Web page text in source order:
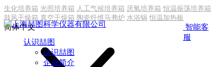
生化培养箱 光照培养箱 人工气候培养箱 厌氧培养箱 恒温振荡培养箱
鼓风干燥箱 真空干燥箱 陶瓷纤维马弗炉 水浴锅 恒温加热板
简体中文
智能客
服
认识喆图
认识喆图
企业简介